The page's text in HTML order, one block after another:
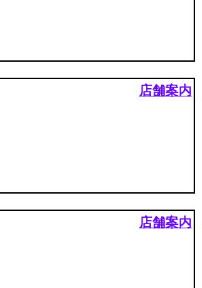
店舗案内
店舗案内